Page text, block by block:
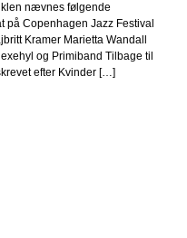
nævnes følgende
på Copenhagen Jazz Festival
Kramer Marietta Wandall
og Primiband Tilbage til
efter Kvinder […]